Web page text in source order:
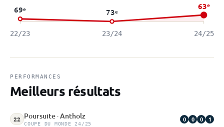
69e
22/23
73e
23/24
63e
24/25
PERFORMANCES
Meilleurs résultats
22 Poursuite · Antholz
COUPE DU MONDE 24/25
0 0 0 1